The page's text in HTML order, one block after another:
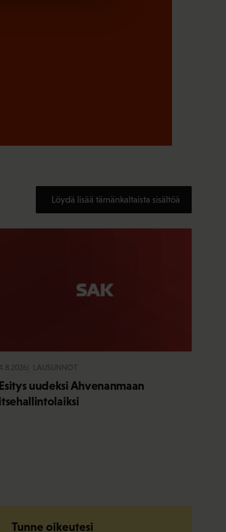
Löydä lisää tämänkaltaista sisältöä
LAUSUNNOT
uudeksi Ahvenanmaan
Tunne oikeutesi